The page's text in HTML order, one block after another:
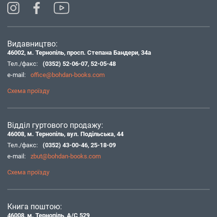
Видавництво:
46002, м. Тернопіль, просп. Степана Бандери, 34а
Тел./факс:
(0352) 52-06-07, 52-05-48
e-mail:
office@bohdan-books.com
Схема проїзду
Відділ гуртового продажу:
46008, м. Тернопіль, вул. Подільська, 44
Тел./факс:
(0352) 43-00-46, 25-18-09
e-mail:
zbut@bohdan-books.com
Схема проїзду
Книга поштою:
46008, м. Тернопіль, А/С 529